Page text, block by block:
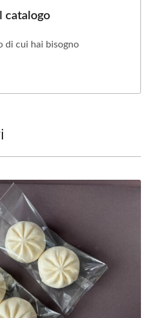
catalogo
di cui hai bisogno